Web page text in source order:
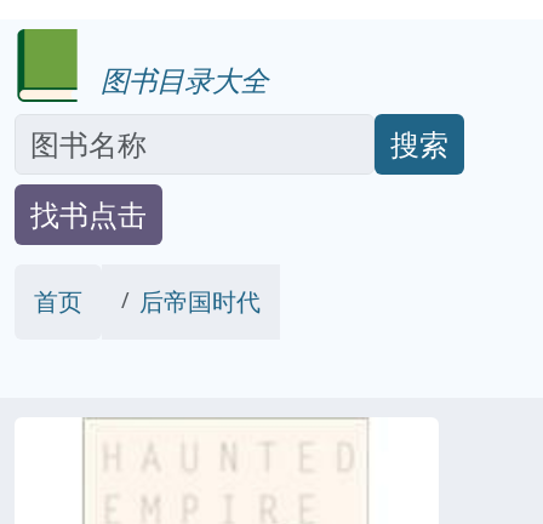
图书目录大全
搜索
找书点击
首页 后帝国时代